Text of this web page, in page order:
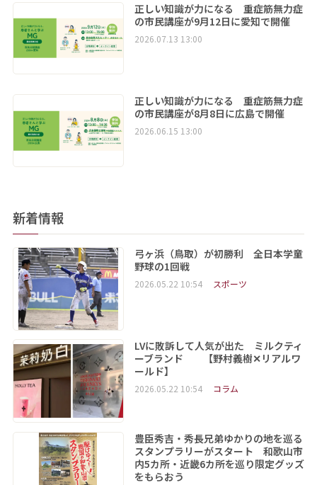
正しい知識が力になる 重症筋無力症
の市民講座が9月12日に愛知で開催
2026.07.13 13:00
正しい知識が力になる 重症筋無力症
の市民講座が8月8日に広島で開催
2026.06.15 13:00
新着情報
弓ヶ浜（鳥取）が初勝利 全日本学童
野球の1回戦
2026.05.22 10:54 スポーツ
LVに敗訴して人気が出た ミルクティ
ーブランド 【野村義樹✕リアルワ
ールド】
2026.05.22 10:54 コラム
豊臣秀吉・秀長兄弟ゆかりの地を巡る
スタンプラリーがスタート 和歌山市
内5カ所・近畿6カ所を巡り限定グッズ
をもらおう